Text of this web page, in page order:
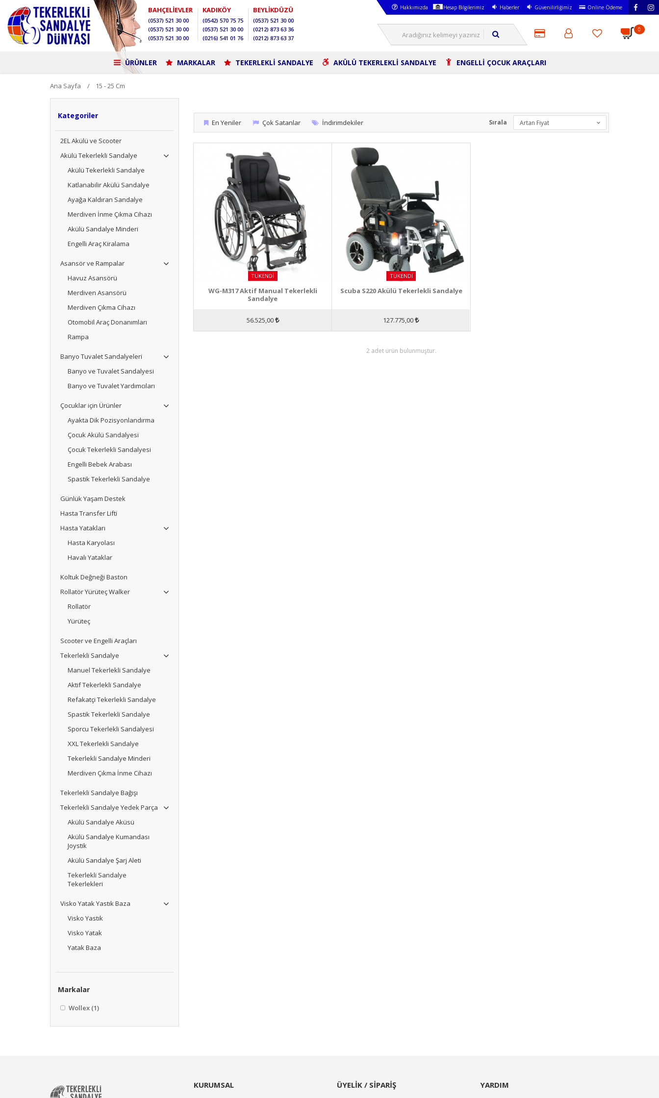
BAHÇELİEVLER
(0537) 521 30 00
(0537) 521 30 00
(0537) 521 30 00
KADIKÖY
(0542) 570 75 75
(0537) 521 30 00
(0216) 541 01 76
BEYLİKDÜZÜ
(0537) 521 30 00
(0212) 873 63 36
(0212) 873 63 37
Hakkımızda Hesap Bilgilerimiz Haberler Güvenilirliğimiz Online Ödeme
0
ÜRÜNLER MARKALAR TEKERLEKLİ SANDALYE AKÜLÜ TEKERLEKLİ SANDALYE ENGELLİ ÇOCUK ARAÇLARI
Ana Sayfa 15 - 25 Cm
Kategoriler
2EL Akülü ve Scooter
Akülü Tekerlekli Sandalye
Akülü Tekerlekli Sandalye
Katlanabilir Akülü Sandalye
Ayağa Kaldıran Sandalye
Merdiven İnme Çıkma Cihazı
Akülü Sandalye Minderi
Engelli Araç Kiralama
Asansör ve Rampalar
Havuz Asansörü
Merdiven Asansörü
Merdiven Çıkma Cihazı
Otomobil Araç Donanımları
Rampa
Banyo Tuvalet Sandalyeleri
Banyo ve Tuvalet Sandalyesi
Banyo ve Tuvalet Yardımcıları
Çocuklar için Ürünler
Ayakta Dik Pozisyonlandırma
Çocuk Akülü Sandalyesi
Çocuk Tekerlekli Sandalyesi
Engelli Bebek Arabası
Spastik Tekerlekli Sandalye
Günlük Yaşam Destek
Hasta Transfer Lifti
Hasta Yatakları
Hasta Karyolası
Havalı Yataklar
Koltuk Değneği Baston
Rollatör Yürüteç Walker
Rollatör
Yürüteç
Scooter ve Engelli Araçları
Tekerlekli Sandalye
Manuel Tekerlekli Sandalye
Aktif Tekerlekli Sandalye
Refakatçi Tekerlekli Sandalye
Spastik Tekerlekli Sandalye
Sporcu Tekerlekli Sandalyesi
XXL Tekerlekli Sandalye
Tekerlekli Sandalye Minderi
Merdiven Çıkma İnme Cihazı
Tekerlekli Sandalye Bağışı
Tekerlekli Sandalye Yedek Parça
Akülü Sandalye Aküsü
Akülü Sandalye Kumandası
Joystik
Akülü Sandalye Şarj Aleti
Tekerlekli Sandalye
Tekerlekleri
Visko Yatak Yastık Baza
Visko Yastık
Visko Yatak
Yatak Baza
Markalar
Wollex (1)
En Yeniler Çok Satanlar İndirimdekiler Sırala
TÜKENDI
WG-M317 Aktif Manual Tekerlekli
Sandalye
56.525,00
TÜKENDI
Scuba S220 Akülü Tekerlekli Sandalye
127.775,00
2 adet ürün bulunmuştur.
KURUMSAL ÜYELİK / SİPARİŞ YARDIM